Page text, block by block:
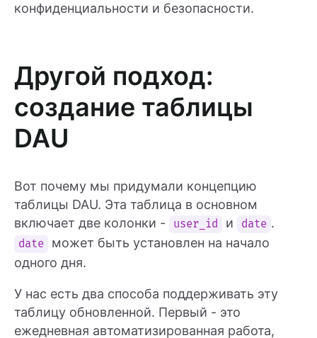
конфиденциальности и безопасности.
Другой подход:
создание таблицы
DAU
Вот почему мы придумали концепцию
таблицы DAU. Эта таблица в основном
включает две колонки -
user_id и date .
date
может быть установлен на начало
одного дня.
У нас есть два способа поддерживать эту
таблицу обновленной. Первый - это
ежедневная автоматизированная работа,